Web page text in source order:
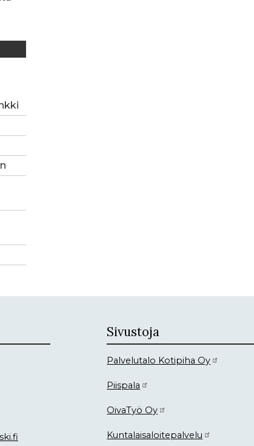
Sivustoja
Palvelutalo Kotipiha Oy
Piispala
OivaTyö Oy
Kuntalaisaloitepalvelu